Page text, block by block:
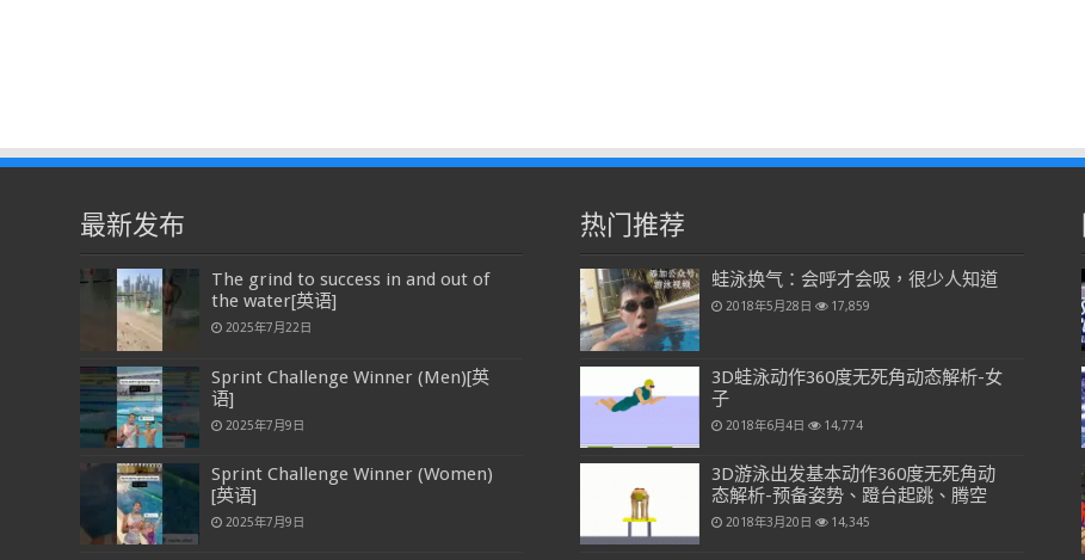
最新发布
The grind to success in and out of
the water[英语]
2025年7月22日
Sprint Challenge Winner (Men)[英
语]
2025年7月9日
Sprint Challenge Winner (Women)
[英语]
2025年7月9日
热门推荐
蛙泳换气：会呼才会吸，很少人知道
2018年5月28日 17,859
3D蛙泳动作360度无死角动态解析-女
子
2018年6月4日 14,774
3D游泳出发基本动作360度无死角动
态解析-预备姿势、蹬台起跳、腾空
2018年3月20日 14,345